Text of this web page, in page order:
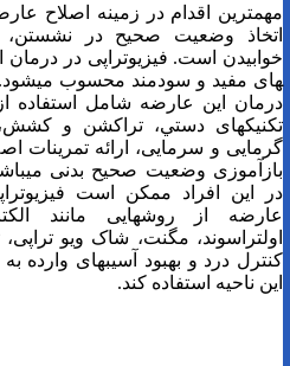
مهمترین اقدام در زمینه اصلاح
اتخاذ وضعیت صحیح در نشستن،
های مفید و سودمند محسوب می­شود.
درمان این عارضه شامل استفاده از
تکنیک­های دستي، تراکشن و کشش،
گرمايی و سرمايی، ارائه تمرینات
بازآموزی وضعیت صحیح بدنی
در این افراد ممکن است
عارضه از روش­هایی مانند
اولتراسوند، مگنت، شاک ویو
کنترل درد و بهبود آسیب­های وارده
این ناحیه استفاده کند.